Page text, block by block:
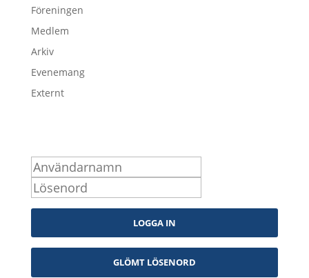
Föreningen
Medlem
Arkiv
Evenemang
Externt